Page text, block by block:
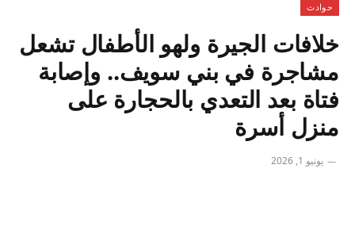
حوادث
خلافات الجيرة ولهو الأطفال تشعل
مشاجرة في بني سويف.. وإصابة
فتاة بعد التعدي بالحجارة على
منزل أسرة
يونيو 1, 2026